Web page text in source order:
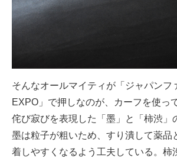
そんなオールマイティが「ジャパンフ
EXPO」で押しなのが、カーフを使っ
侘び寂びを表現した「墨」と「柿渋」
墨は粒子が粗いため、すり潰して薬品
着しやすくなるよう工夫している。柿